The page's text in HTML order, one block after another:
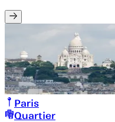
Paris
Quartier